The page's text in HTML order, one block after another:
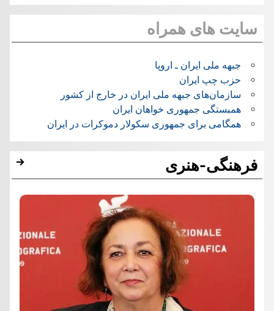
سایت های همراه
جبهه ملی ایران ـ اروپا
حزب چپ ایران
سازمان‌های جبهه ملی ایران در خارج از کشور
همبستگی جمهوری خواهان ایران
همگامی برای جمهوری سکولار دموکرات در ایران
فرهنگی-هنری